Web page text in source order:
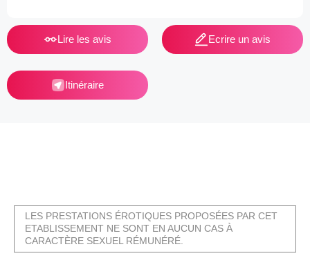
Lire les avis Ecrire un avis
Itinéraire
LES PRESTATIONS ÉROTIQUES PROPOSÉES PAR CET
ETABLISSEMENT NE SONT EN AUCUN CAS À
CARACTÈRE SEXUEL RÉMUNÉRÉ.